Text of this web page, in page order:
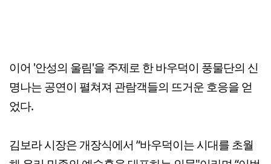
이어 '안성의 울림'을 주제로 한 바우덕이 풍물단의 신
명나는 공연이 펼쳐져 관람객들의 뜨거운 호응을 얻
었다.
김보라 시장은 개장식에서 “바우덕이는 시대를 초월